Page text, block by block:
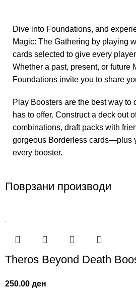
Dive into Foundations, and
Magic: The Gathering by playing
cards selected to give every
Whether a past, present, or future
Foundations invite you to share
Play Boosters are the best way to
has to offer. Construct a deck out
combinations, draft packs with
gorgeous Borderless cards—plus
every booster.
Поврзани производи
Theros Beyond Death
250.00ден